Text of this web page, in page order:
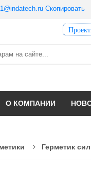
Скопировать
О КОМПАНИИ
Герметик